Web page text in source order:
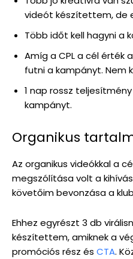
videót készítettem, de
Több időt kell hagyni a
Amíg a CPL a cél érték
futni a kampányt. Nem
1 nap rossz
kampányt.
Organikus
Az organikus videókkal a
megszólítása volt a
követőim bevonzása a
Ehhez egyrészt 3 db
készítettem, amiknek a
promóciós rész és CTA.